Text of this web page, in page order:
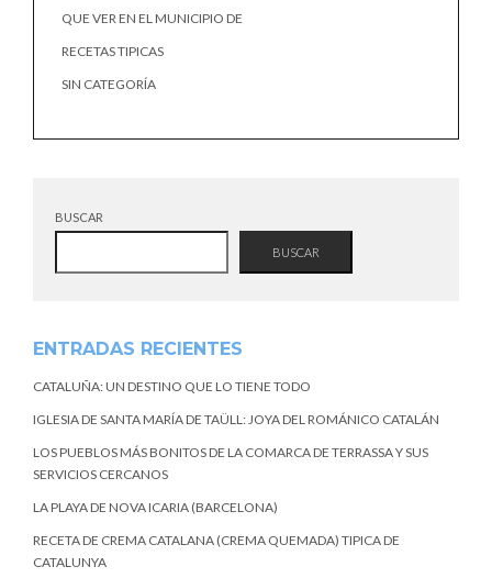
QUE VER EN EL MUNICIPIO DE
RECETAS TIPICAS
SIN CATEGORÍA
BUSCAR
BUSCAR
ENTRADAS RECIENTES
CATALUÑA: UN DESTINO QUE LO TIENE TODO
IGLESIA DE SANTA MARÍA DE TAÜLL: JOYA DEL ROMÁNICO CATALÁN
LOS PUEBLOS MÁS BONITOS DE LA COMARCA DE TERRASSA Y SUS
SERVICIOS CERCANOS
LA PLAYA DE NOVA ICARIA (BARCELONA)
RECETA DE CREMA CATALANA (CREMA QUEMADA) TIPICA DE
CATALUNYA